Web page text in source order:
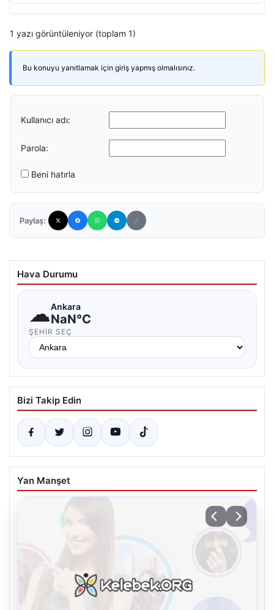
1 yazı görüntüleniyor (toplam 1)
Bu konuyu yanıtlamak için giriş yapmış olmalısınız.
Kullanıcı adı:
Parola:
Beni hatırla
Paylaş:
Hava Durumu
☁Ankara
NaN°C
ŞEHIR SEÇ
Bizi Takip Edin
Yan Manşet